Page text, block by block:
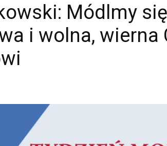
Módlmy
i wolna,